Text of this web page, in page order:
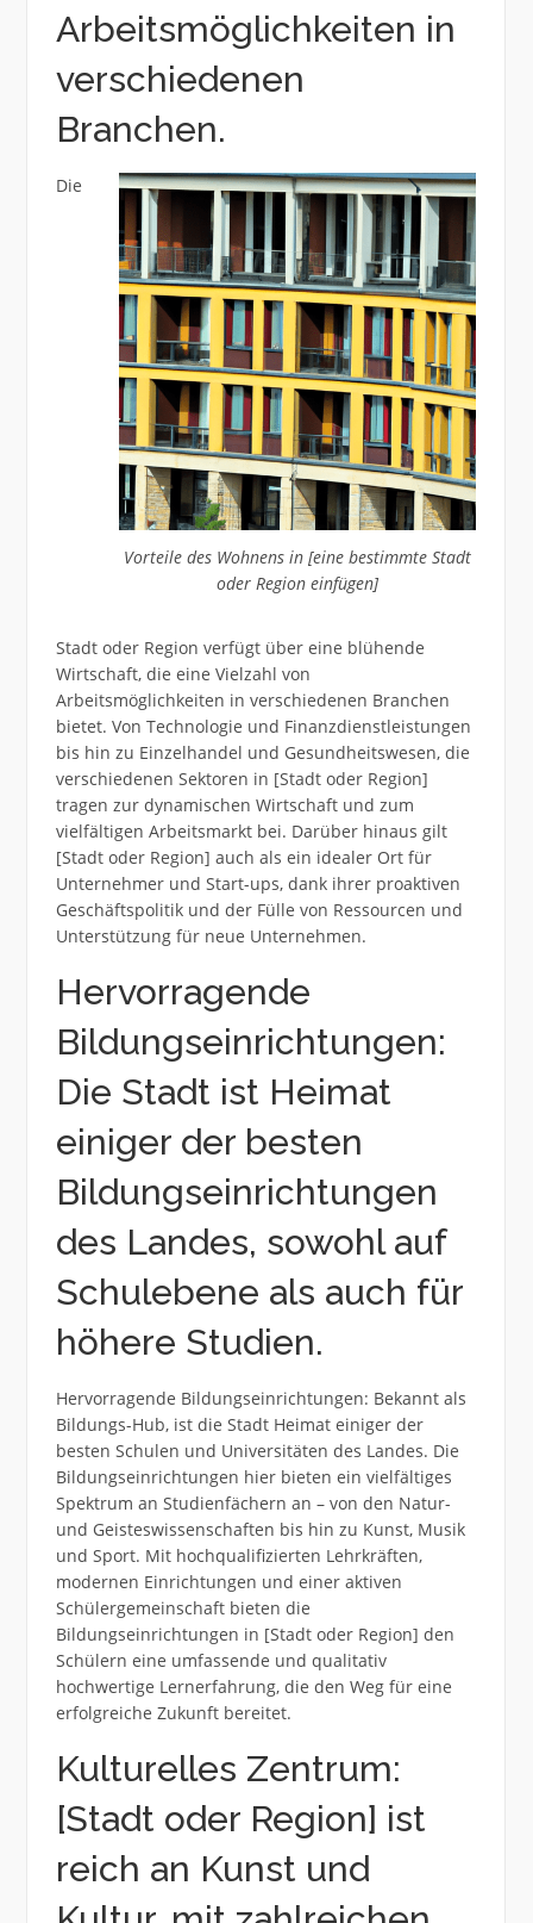
Arbeitsmöglichkeiten in
verschiedenen
Branchen.
Vorteile des Wohnens in [eine bestimmte Stadt
oder Region einfügen]
Die
Stadt oder Region verfügt über eine blühende
Wirtschaft, die eine Vielzahl von
Arbeitsmöglichkeiten in verschiedenen Branchen
bietet. Von Technologie und Finanzdienstleistungen
bis hin zu Einzelhandel und Gesundheitswesen, die
verschiedenen Sektoren in [Stadt oder Region]
tragen zur dynamischen Wirtschaft und zum
vielfältigen Arbeitsmarkt bei. Darüber hinaus gilt
[Stadt oder Region] auch als ein idealer Ort für
Unternehmer und Start-ups, dank ihrer proaktiven
Geschäftspolitik und der Fülle von Ressourcen und
Unterstützung für neue Unternehmen.
Hervorragende
Bildungseinrichtungen:
Die Stadt ist Heimat
einiger der besten
Bildungseinrichtungen
des Landes, sowohl auf
Schulebene als auch für
höhere Studien.
Hervorragende Bildungseinrichtungen: Bekannt als
Bildungs-Hub, ist die Stadt Heimat einiger der
besten Schulen und Universitäten des Landes. Die
Bildungseinrichtungen hier bieten ein vielfältiges
Spektrum an Studienfächern an – von den Natur-
und Geisteswissenschaften bis hin zu Kunst, Musik
und Sport. Mit hochqualifizierten Lehrkräften,
modernen Einrichtungen und einer aktiven
Schülergemeinschaft bieten die
Bildungseinrichtungen in [Stadt oder Region] den
Schülern eine umfassende und qualitativ
hochwertige Lernerfahrung, die den Weg für eine
erfolgreiche Zukunft bereitet.
Kulturelles Zentrum:
[Stadt oder Region] ist
reich an Kunst und